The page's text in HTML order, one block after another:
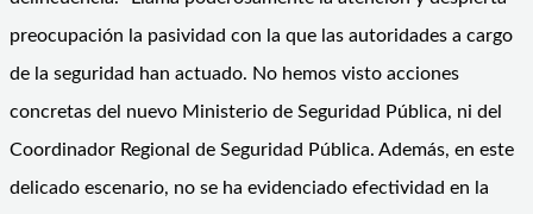
preocupación la pasividad con la que las autoridades a cargo
de la seguridad han actuado. No hemos visto acciones
concretas del nuevo Ministerio de Seguridad Pública, ni del
Coordinador Regional de Seguridad Pública. Además, en este
delicado escenario, no se ha evidenciado efectividad en la